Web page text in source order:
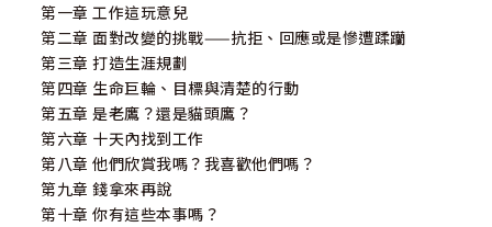
第一章 工作這玩意兒
第二章 面對改變的挑戰——抗拒、回應或是慘遭蹂躪
第三章 打造生涯規劃
第四章 生命巨輪、目標與清楚的行動
第五章 是老鷹？還是貓頭鷹？
第六章 十天內找到工作
第八章 他們欣賞我嗎？我喜歡他們嗎？
第九章 錢拿來再說
第十章 你有這些本事嗎？